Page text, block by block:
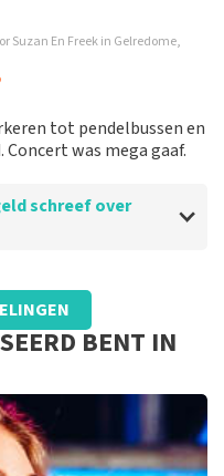
Suzan En Freek in Gelredome,
tot pendelbussen en
was mega gaaf.
overTopTicketShop
aan tickets komen
BENT IN